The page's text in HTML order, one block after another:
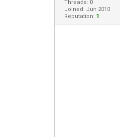
Threads: 0
Joined: Jun 2010
Reputation: 1